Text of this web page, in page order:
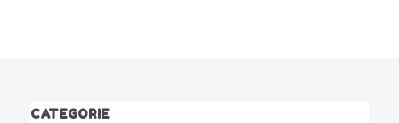
CATEGORIE